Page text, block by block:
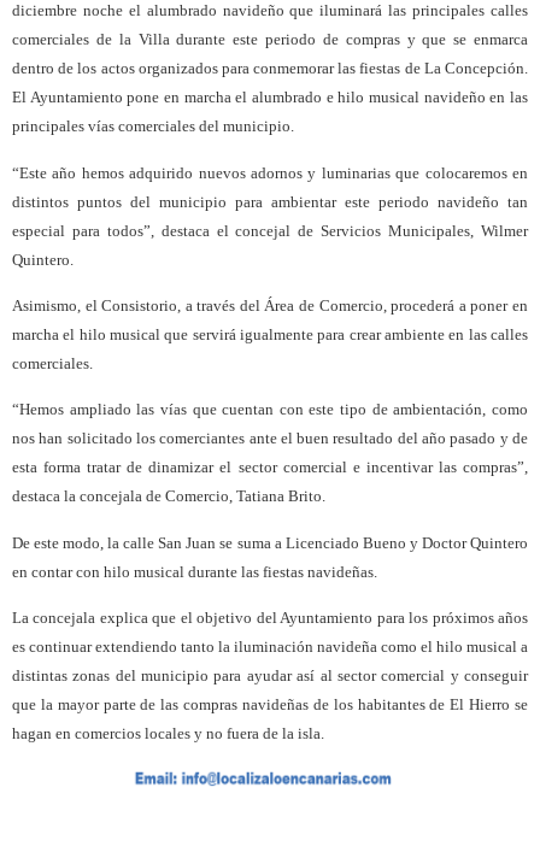
diciembre noche el alumbrado navideño que iluminará las principales calles
comerciales de la Villa durante este periodo de compras y que se enmarca
dentro de los actos organizados para conmemorar las fiestas de La Concepción.
El Ayuntamiento pone en marcha el alumbrado e hilo musical navideño en las
principales vías comerciales del municipio.
“Este año hemos adquirido nuevos adornos y luminarias que colocaremos en
distintos puntos del municipio para ambientar este periodo navideño tan
especial para todos”, destaca el concejal de Servicios Municipales, Wilmer
Quintero.
Asimismo, el Consistorio, a través del Área de Comercio, procederá a poner en
marcha el hilo musical que servirá igualmente para crear ambiente en las calles
comerciales.
“Hemos ampliado las vías que cuentan con este tipo de ambientación, como
nos han solicitado los comerciantes ante el buen resultado del año pasado y de
esta forma tratar de dinamizar el sector comercial e incentivar las compras”,
destaca la concejala de Comercio, Tatiana Brito.
De este modo, la calle San Juan se suma a Licenciado Bueno y Doctor Quintero
en contar con hilo musical durante las fiestas navideñas.
La concejala explica que el objetivo del Ayuntamiento para los próximos años
es continuar extendiendo tanto la iluminación navideña como el hilo musical a
distintas zonas del municipio para ayudar así al sector comercial y conseguir
que la mayor parte de las compras navideñas de los habitantes de El Hierro se
hagan en comercios locales y no fuera de la isla.